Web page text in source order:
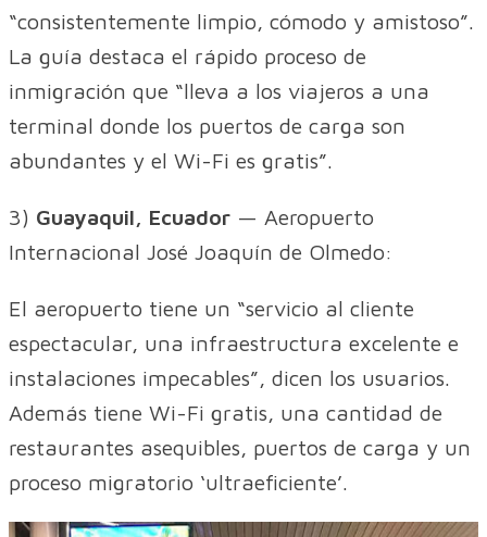
“consistentemente limpio, cómodo y amistoso”.
La guía destaca el rápido proceso de
inmigración que “lleva a los viajeros a una
terminal donde los puertos de carga son
abundantes y el Wi-Fi es gratis”.
3) Guayaquil, Ecuador — Aeropuerto
Internacional José Joaquín de Olmedo:
El aeropuerto tiene un “servicio al cliente
espectacular, una infraestructura excelente e
instalaciones impecables”, dicen los usuarios.
Además tiene Wi-Fi gratis, una cantidad de
restaurantes asequibles, puertos de carga y un
proceso migratorio ‘ultraeficiente’.